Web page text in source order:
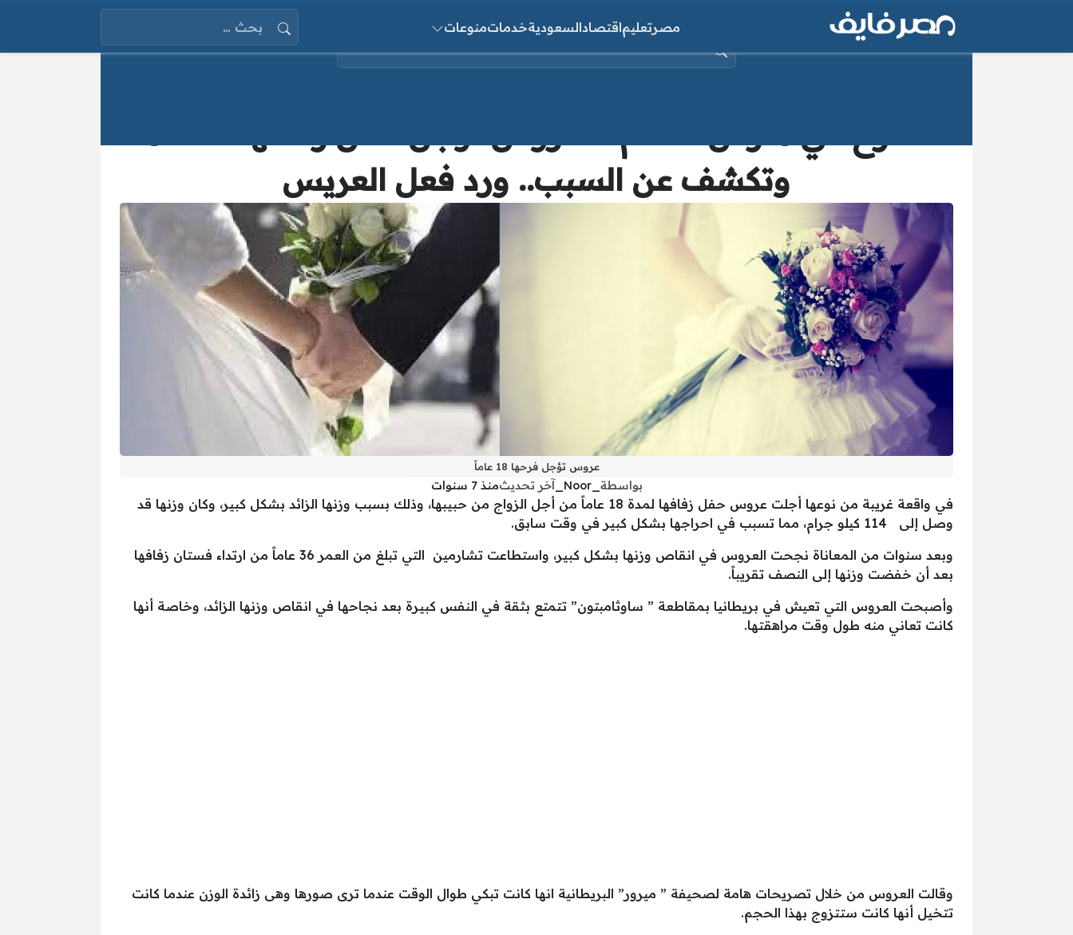
مصرتعليماقتصادالسعوديةخدماتمنوعات
البحث عن:
وتكشف عن السبب.. ورد فعل العريس
عروس تؤجل فرحها 18 عاماً
بواسطة _Noor_ آخر تحديثمنذ 7 سنوات
في واقعة غريبة من نوعها أجلت عروس حفل زفافها لمدة 18 عاماً من أجل الزواج من حبيبها، وذلك بسبب وزنها الزائد بشكل كبير، وكان وزنها قد
وصل إلى 114 كيلو جرام، مما تسبب في احراجها بشكل كبير في وقت سابق.
وبعد سنوات من المعاناة نجحت العروس في انقاص وزنها بشكل كبير، واستطاعت تشارمين التي تبلغ من العمر 36 عاماً من ارتداء فستان زفافها
بعد أن خفضت وزنها إلى النصف تقريباً.
وأصبحت العروس التي تعيش في بريطانيا بمقاطعة ” ساوثامبتون” تتمتع بثقة في النفس كبيرة بعد نجاحها في انقاص وزنها الزائد، وخاصة أنها
كانت تعاني منه طول وقت مراهقتها.
وقالت العروس من خلال تصريحات هامة لصحيفة ” ميرور” البريطانية انها كانت تبكي طوال الوقت عندما ترى صورها وهى زائدة الوزن عندما كانت
تتخيل أنها كانت ستتزوج بهذا الحجم.